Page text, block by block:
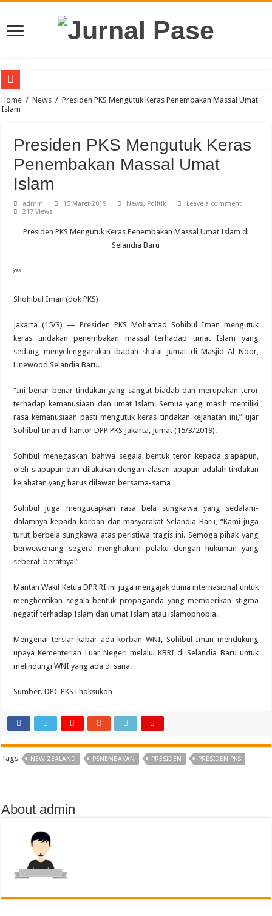
Puluhan Guru Berkumpul di TPN XIII Aceh Utara, Kacabdin Tekankan Cetak
Home / News / Presiden PKS Mengutuk Keras Penembakan Massal Umat
Islam
Presiden PKS Mengutuk Keras
Penembakan Massal Umat
Islam
admin 15 Maret 2019 News, Politik
Leave a comment
217 Views
Presiden PKS Mengutuk Keras Penembakan Massal Umat Islam di
Selandia Baru
￼
Shohibul Iman (dok PKS)
Jakarta (15/3) — Presiden PKS Mohamad Sohibul Iman mengutuk
keras tindakan penembakan massal terhadap umat Islam yang
sedang menyelenggarakan ibadah shalat Jumat di Masjid Al Noor,
Linewood Selandia Baru.
“Ini benar-benar tindakan yang sangat biadab dan merupakan teror
terhadap kemanusiaan dan umat Islam. Semua yang masih memiliki
rasa kemanusiaan pasti mengutuk keras tindakan kejahatan ini,” ujar
Sohibul Iman di kantor DPP PKS Jakarta, Jumat (15/3/2019).
Sohibul menegaskan bahwa segala bentuk teror kepada siapapun,
oleh siapapun dan dilakukan dengan alasan apapun adalah tindakan
kejahatan yang harus dilawan bersama-sama
Sohibul juga mengucapkan rasa bela sungkawa yang sedalam-
dalamnya kepada korban dan masyarakat Selandia Baru, “Kami juga
turut berbela sungkawa atas peristiwa tragis ini. Semoga pihak yang
berwewenang segera menghukum pelaku dengan hukuman yang
seberat-beratnya!”
Mantan Wakil Ketua DPR RI ini juga mengajak dunia internasional untuk
menghentikan segala bentuk propaganda yang memberikan stigma
negatif terhadap Islam dan umat Islam atau islamophobia.
Mengenai tersiar kabar ada korban WNI, Sohibul Iman mendukung
upaya Kementerian Luar Negeri melalui KBRI di Selandia Baru untuk
melindungi WNI yang ada di sana.
Sumber. DPC PKS Lhoksukon
Tags NEW ZEALAND PENEMBAKAN PRESIDEN PRESIDEN PKS
About admin